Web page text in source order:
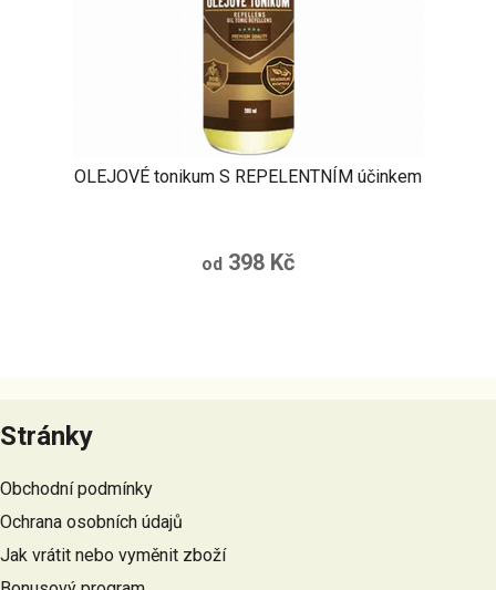
OLEJOVÉ tonikum S REPELENTNÍM účinkem
od 398 Kč
á
p
a
t
í
Stránky
Obchodní podmínky
Ochrana osobních údajů
Jak vrátit nebo vyměnit zboží